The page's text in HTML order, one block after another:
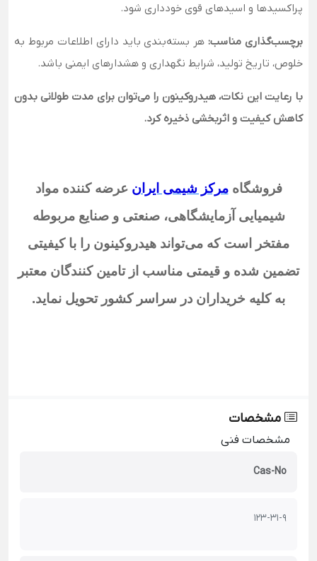
پراکسیدها و اسیدهای قوی خودداری شود.
برچسب‌گذاری مناسب:هر بسته‌بندی باید دارای اطلاعات مربوط به
خلوص، تاریخ تولید، شرایط نگهداری و هشدارهای ایمنی باشد.
با رعایت این نکات، هیدروکینون را می‌توان برای مدت طولانی بدون
کاهش کیفیت و اثربخشی ذخیره کرد.
فروشگاه مرکز شیمی ایران عرضه کننده مواد
شیمیایی آزمایشگاهی، صنعتی و صنایع مربوطه
مفتخر است که می‌تواند هیدروکینون را با کیفیتی
تضمین شده و قیمتی مناسب از تامین کنندگان معتبر
به کلیه خریداران در سراسر کشور تحویل نماید.
مشخصات
مشخصات فنی
Cas-No
123-31-9